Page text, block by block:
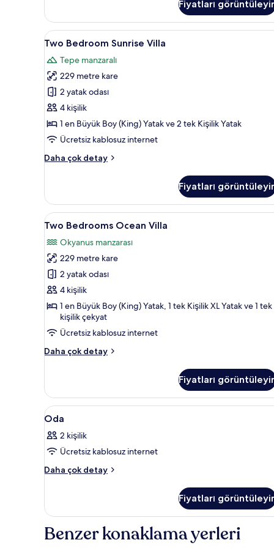
daha
fazla
detay
Fiyatları
Two
Bedroom
Sunrise
Villa
için
tüm
fotoğrafları
görün
Kaliteli yatak takımı, minibar,
22
Two Bedroom Sunrise Villa
Tepe manzaralı
229 metre kare
2 yatak odası
4 kişilik
1 en Büyük Boy (King) Yatak ve 2 tek Kişilik Yatak
Ücretsiz kablosuz internet
Daha çok detay
Two
hakkında
daha
fazla
Fiyatları
Two
Bedrooms
Ocean
Villa
için
tüm
fotoğrafları
görün
Two Bedrooms Ocean Villa |
35
Two Bedrooms Ocean Villa
Okyanus manzarası
229 metre kare
2 yatak odası
4 kişilik
1 en Büyük Boy (King) Yatak, 1 tek Kişilik XL Yatak ve 1 tek
kişilik çekyat
Ücretsiz kablosuz internet
Daha çok detay
Two
hakkında
daha
fazla
Fiyatları
Oda
için
tüm
fotoğrafları
görün
Kaliteli yatak takımı, minibar,
6
Oda
2 kişilik
Ücretsiz kablosuz internet
Daha çok detay
Oda
detay
Fiyatları
Benzer konaklama yerleri